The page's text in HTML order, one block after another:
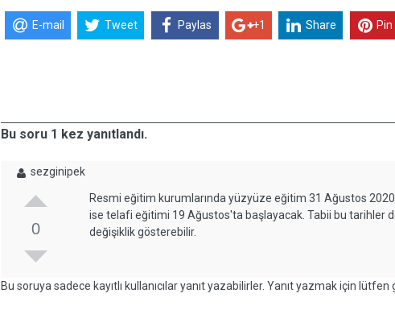
E-mail Tweet Paylas +1 Share
Bu soru 1 kez yanıtlandı.
sezginipek
0
Resmi eğitim kurumlarında yüzyüze eğitim 31 Ağustos
ise telafi eğitimi 19 Ağustos'ta başlayacak. Tabii bu tarihler
değişiklik gösterebilir.
Bu soruya sadece kayıtlı kullanıcılar yanıt yazabilirler. Yanıt yazmak için lütfen